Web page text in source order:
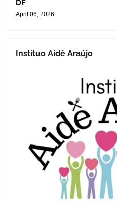
DF
April 06, 2026
Instituo Aidê Araújo